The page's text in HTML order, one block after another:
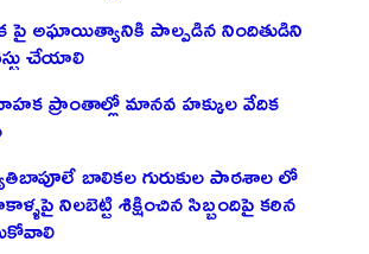
పై అఘాయిత్యానికి పాల్పడిన నిందితుడిని
చేయాలి
ప్రాంతాల్లో మానవ హక్కుల వేదిక
బాలికల గురుకుల పాఠశాల లో
నిలబెట్టి శిక్షించిన సిబ్బందిపై కఠిన